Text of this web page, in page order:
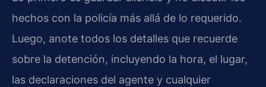
hechos con la policía más allá de lo requerido.
Luego, anote todos los detalles que recuerde
sobre la detención, incluyendo la hora, el lugar,
las declaraciones del agente y cualquier